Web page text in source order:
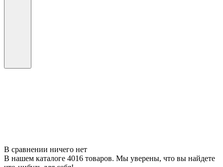
В сравнении ничего нет
В нашем каталоге 4016 товаров. Мы уверены, что вы найдете